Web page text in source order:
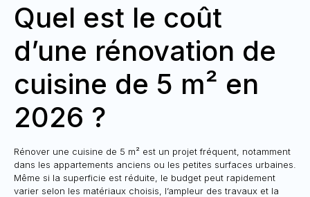
Quel est le coût
d’une rénovation de
cuisine de 5 m² en
2026 ?
Rénover une cuisine de 5 m² est un projet fréquent, notamment
dans les appartements anciens ou les petites surfaces urbaines.
Même si la superficie est réduite, le budget peut rapidement
varier selon les matériaux choisis, l’ampleur des travaux et la